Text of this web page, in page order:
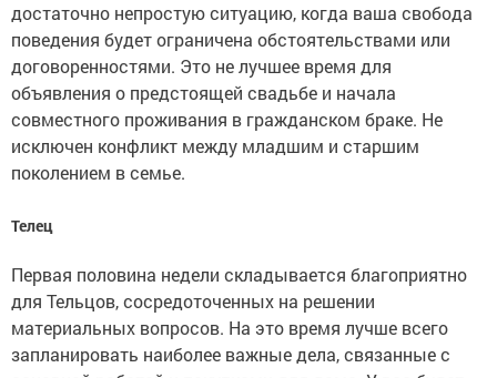
достаточно непростую ситуацию, когда ваша свобода
поведения будет ограничена обстоятельствами или
договоренностями. Это не лучшее время для
объявления о предстоящей свадьбе и начала
совместного проживания в гражданском браке. Не
исключен конфликт между младшим и старшим
поколением в семье.
Телец
Первая половина недели складывается благоприятно
для Тельцов, сосредоточенных на решении
материальных вопросов. На это время лучше всего
запланировать наиболее важные дела, связанные с